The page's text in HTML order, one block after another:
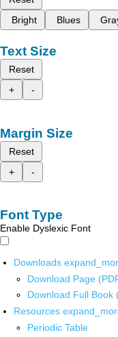
Bright
Blues
Text Size
Reset
+
-
Margin Size
Reset
+
-
Font Type
Enable Dyslexic Font
Downloads
Download Page
Download Full Book
Resources
Periodic Table